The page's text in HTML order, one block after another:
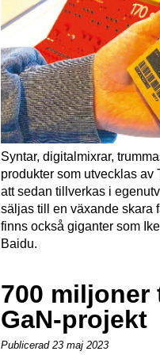
Syntar, digitalmixrar,
produkter som utvecklas av
att sedan tillverkas i
säljas till en växande skara
finns också giganter som
Baidu.
700
GaN-projekt
Publicerad 23 maj 2023